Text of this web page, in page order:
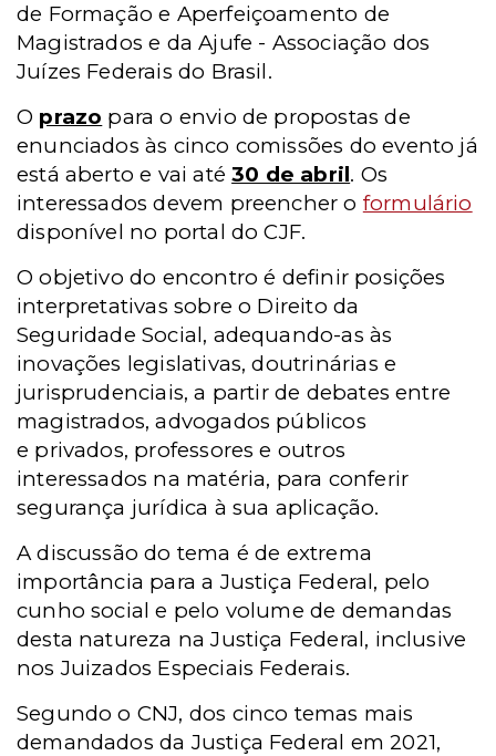
de Formação e Aperfeiçoamento de
Magistrados e da Ajufe - Associação dos
Juízes Federais do Brasil.
O prazo para o envio de propostas de
enunciados às cinco comissões do evento já
está aberto e vai até30 de abril. Os
interessados devem preencher o formulário
disponível no portal do CJF.
O objetivo do encontro é definir posições
interpretativas sobre o Direito da
Seguridade Social, adequando-as às
inovações legislativas, doutrinárias e
jurisprudenciais, a partir de debates entre
magistrados, advogados públicos
e privados, professores e outros
interessados na matéria, para conferir
segurança jurídica à sua aplicação.
A discussão do tema é de extrema
importância para a Justiça Federal, pelo
cunho social e pelo volume de demandas
desta natureza na Justiça Federal, inclusive
nos Juizados Especiais Federais.
Segundo o CNJ, dos cinco temas mais
demandados da Justiça Federal em 2021,